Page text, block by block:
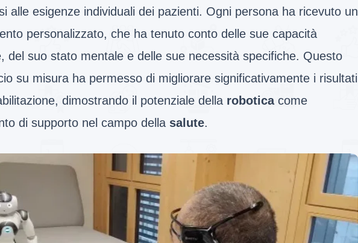
alle esigenze individuali dei pazienti. Ogni persona ha ricevuto un
personalizzato, che ha tenuto conto delle sue capacità
del suo stato mentale e delle sue necessità specifiche. Questo
su misura ha permesso di migliorare significativamente i risultati
dimostrando il potenziale della roboticacome
di supporto nel campo della salute.